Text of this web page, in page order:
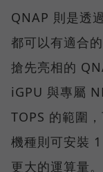
QNAP 則是透
都可以有適合
搶先亮相的
iGPU 與專屬
TOPS 的範圍
機種則可安裝
更大的運算量。